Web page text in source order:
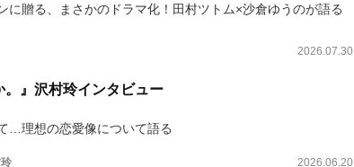
に贈る、まさかのドラマ化！田村ツトム×沙倉ゆうのが語る
2026.07.30
。』沢村玲インタビュー
…理想の恋愛像について語る
2026.06.20